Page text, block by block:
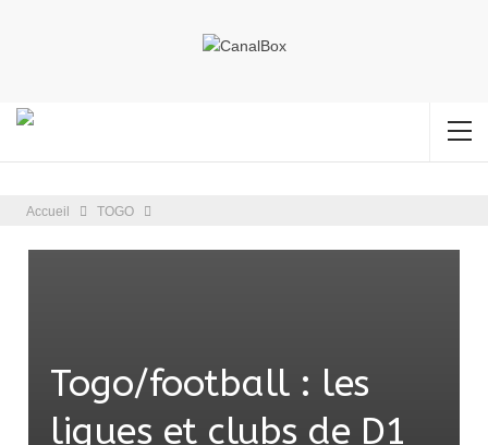
Accueil TOGO
Togo/football : les
ligues et clubs de D1